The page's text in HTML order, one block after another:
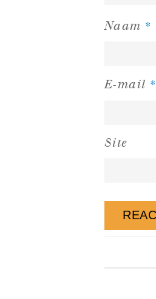
Naam *
E-mail *
Site